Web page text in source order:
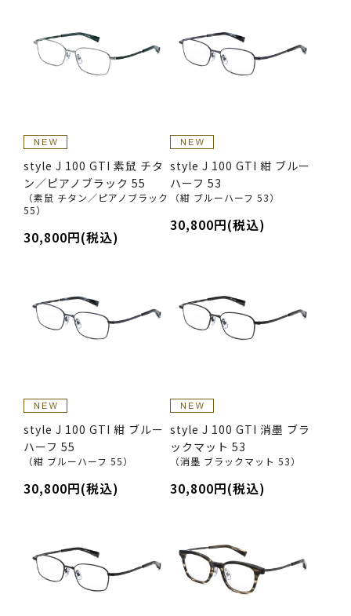
style J 100 GTI 素鼠 チタ
ン／ピアノブラック 55
（素鼠 チタン／ピアノブラック
55）
30,800円(税込)
style J 100 GTI 紺 ブルー
ハーフ 53
（紺 ブルーハーフ 53）
30,800円(税込)
style J 100 GTI 紺 ブルー
ハーフ 55
（紺 ブルーハーフ 55）
30,800円(税込)
style J 100 GTI 消墨 ブラ
ックマット 53
（消墨 ブラックマット 53）
30,800円(税込)